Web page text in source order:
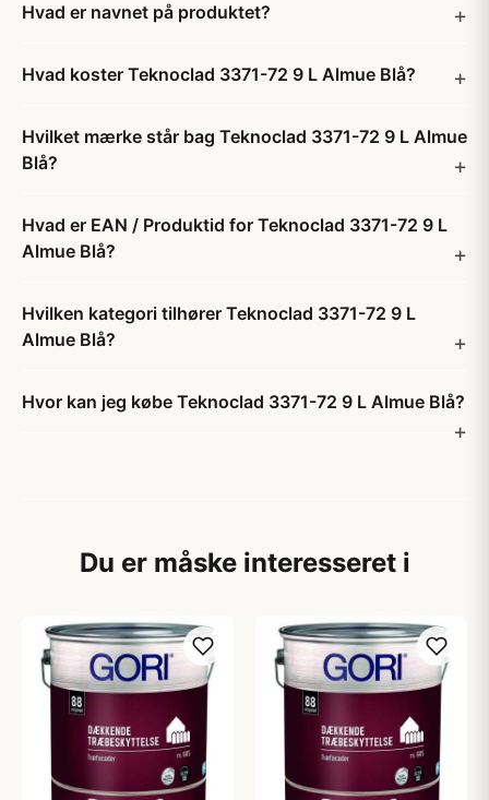
Hvad er navnet på produktet?
Hvad koster Teknoclad 3371-72 9 L Almue Blå?
Hvilket mærke står bag Teknoclad 3371-72 9 L Almue
Blå?
Hvad er EAN / Produktid for Teknoclad 3371-72 9 L
Almue Blå?
Hvilken kategori tilhører Teknoclad 3371-72 9 L
Almue Blå?
Hvor kan jeg købe Teknoclad 3371-72 9 L Almue Blå?
Du er måske interesseret i